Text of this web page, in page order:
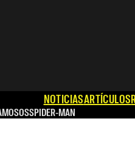
NOTICIASARTÍCULOS
SPIDER-MAN